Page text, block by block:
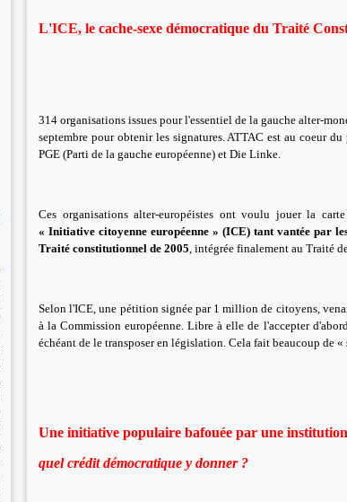
L'ICE, le cache-sexe démocratique du Traité
314 organisations issues pour l'essentiel de la gauche alter-
septembre pour obtenir les signatures. ATTAC est au coeur
PGE (Parti de la gauche européenne) et Die Linke.
Ces organisations alter-européistes ont voulu jouer la
« Initiative citoyenne européenne » (ICE) tant vantée par
Traité constitutionnel de 2005, intégrée finalement au Traité
Selon l'ICE, une pétition signée par 1 million de citoyens,
à la Commission européenne. Libre à elle de l'accepter
échéant de le transposer en législation. Cela fait beaucoup de «
Une initiative populaire bafouée par une
quel crédit démocratique y donner ?